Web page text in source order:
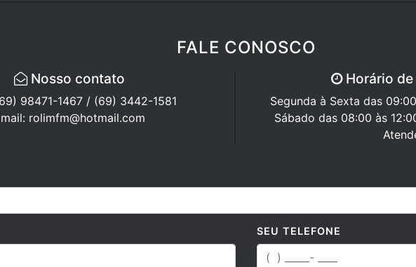
FALE CONOSCO
Nosso contato
98471-1467 / (69) 3442-1581
rolimfm@hotmail.com
Horário de
Segunda à Sexta das
Sábado das 08:00 às
SEU TELEFONE